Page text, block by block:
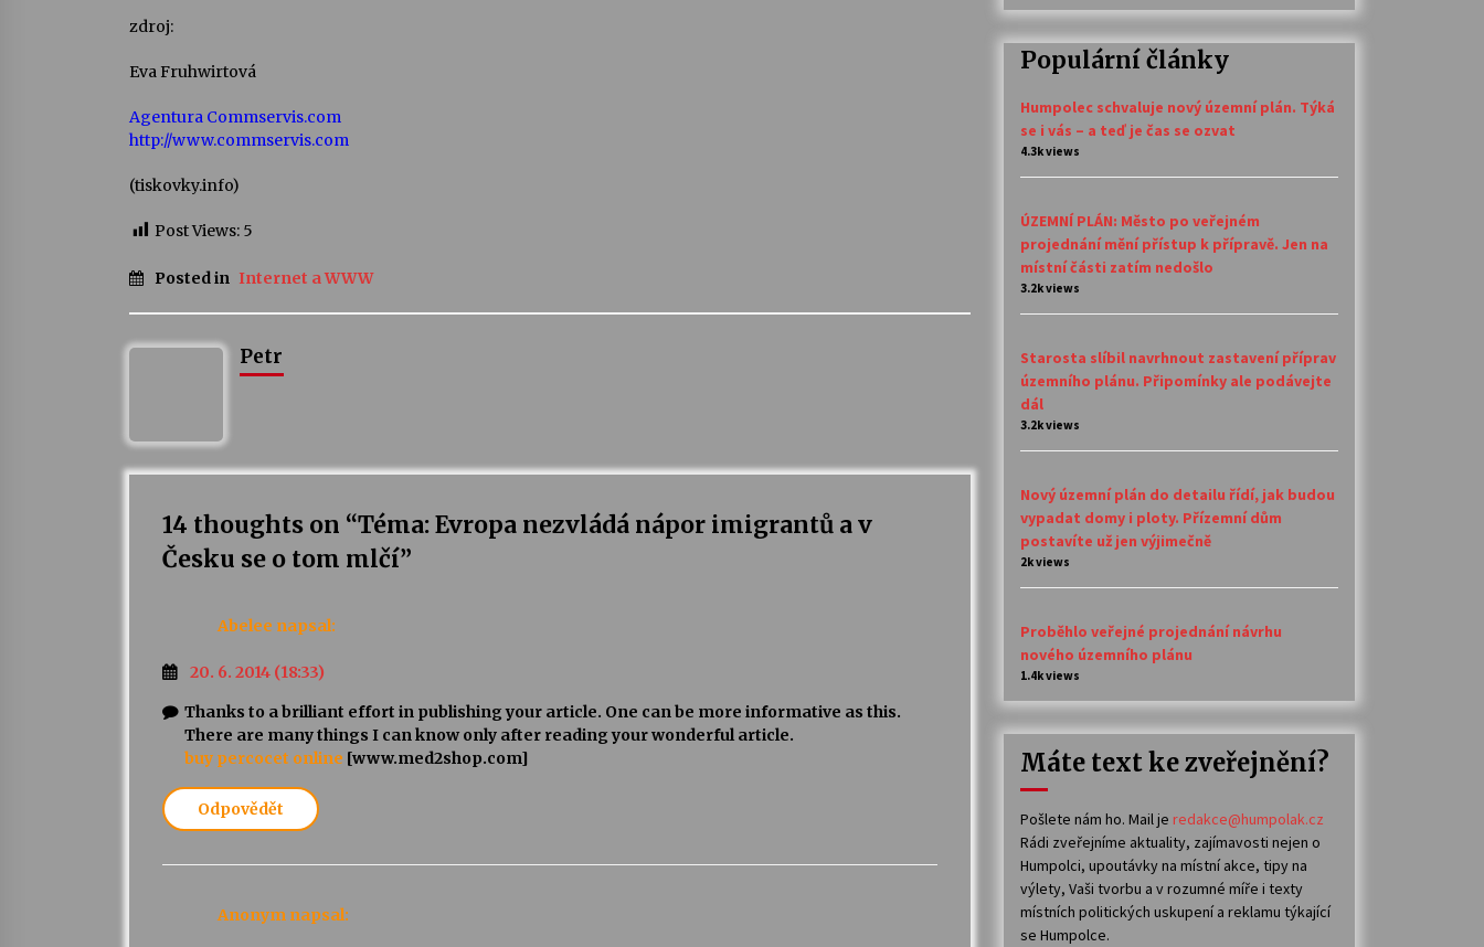
zdroj:
Eva Fruhwirtová
Agentura Commservis.com
http://www.commservis.com
(tiskovky.info)
Post Views: 5
Posted in Internet a WWW
Petr
14 thoughts on “Téma: Evropa nezvládá nápor imigrantů a v
Česku se o tom mlčí”
Abelee napsal:
20. 6. 2014 (18:33)
Thanks to a brilliant effort in publishing your article. One can be more informative as this.
There are many things I can know only after reading your wonderful article.
buy percocet online [www.med2shop.com]
Odpovědět
Anonym napsal:
Populární články
Humpolec schvaluje nový územní plán. Týká
se i vás – a teď je čas se ozvat
4.3k views
ÚZEMNÍ PLÁN: Město po veřejném
projednání mění přístup k přípravě. Jen na
místní části zatím nedošlo
3.2k views
Starosta slíbil navrhnout zastavení příprav
územního plánu. Připomínky ale podávejte
dál
3.2k views
Nový územní plán do detailu řídí, jak budou
vypadat domy i ploty. Přízemní dům
postavíte už jen výjimečně
2k views
Proběhlo veřejné projednání návrhu
nového územního plánu
1.4k views
Máte text ke zveřejnění?
Pošlete nám ho. Mail je redakce@humpolak.cz
Rádi zveřejníme aktuality, zajímavosti nejen o
Humpolci, upoutávky na místní akce, tipy na
výlety, Vaši tvorbu a v rozumné míře i texty
místních politických uskupení a reklamu týkající
se Humpolce.